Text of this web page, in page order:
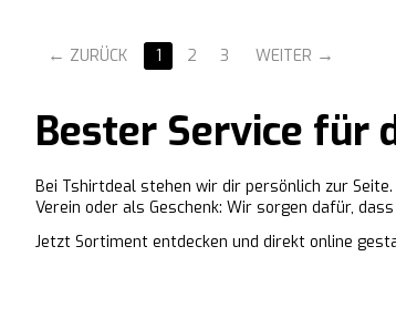
ZURÜCK 1 2 3 WEITER
Bester Service für
Bei Tshirtdeal stehen wir dir persönlich zur
Verein oder als Geschenk: Wir sorgen dafür,
Jetzt Sortiment entdecken und direkt online